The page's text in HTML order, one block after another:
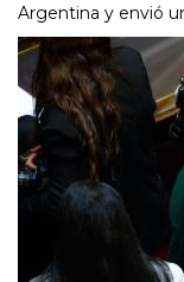
Argentina y envió